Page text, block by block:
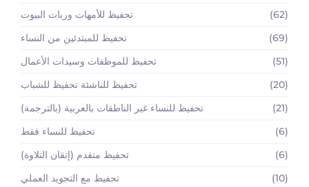
تحفيظ للأمهات وربات البيوت
(62)
تحفيظ للمبتدئين من النساء
(69)
تحفيظ للموظفات وسيدات الأعمال
(51)
تحفيظ للناشئة تحفيظ للشباب
(20)
تحفيظ للنساء غير الناطقات بالعربية (بالترجمة)
(21)
تحفيظ للنساء فقط
(6)
تحفيظ متقدم (إتقان التلاوة)
(6)
تحفيظ مع التجويد العملي
(10)